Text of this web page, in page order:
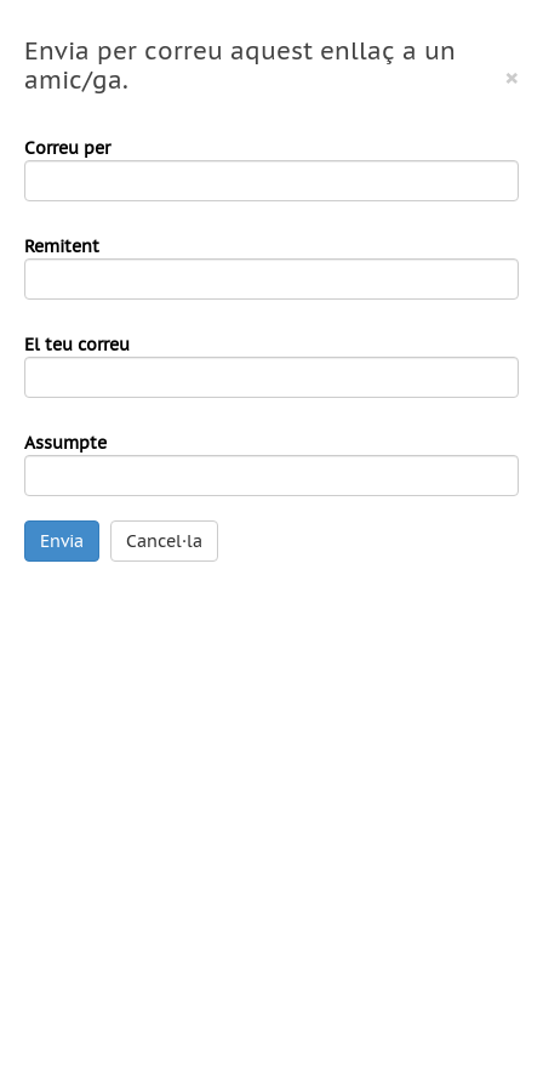
Envia per correu aquest enllaç a un
amic/ga.
×
Correu per
Remitent
El teu correu
Assumpte
Envia Cancel·la